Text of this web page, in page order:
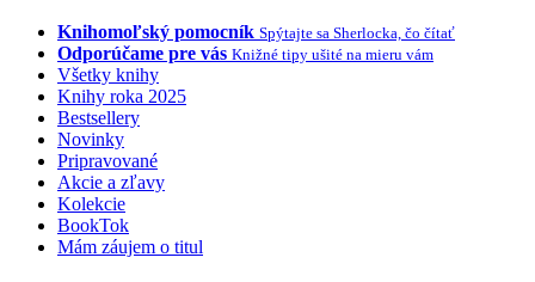
Knihomoľský pomocník Spýtajte sa Sherlocka, čo čítať
Odporúčame pre vás Knižné tipy ušité na mieru vám
Všetky knihy
Knihy roka 2025
Bestsellery
Novinky
Pripravované
Akcie a zľavy
Kolekcie
BookTok
Mám záujem o titul